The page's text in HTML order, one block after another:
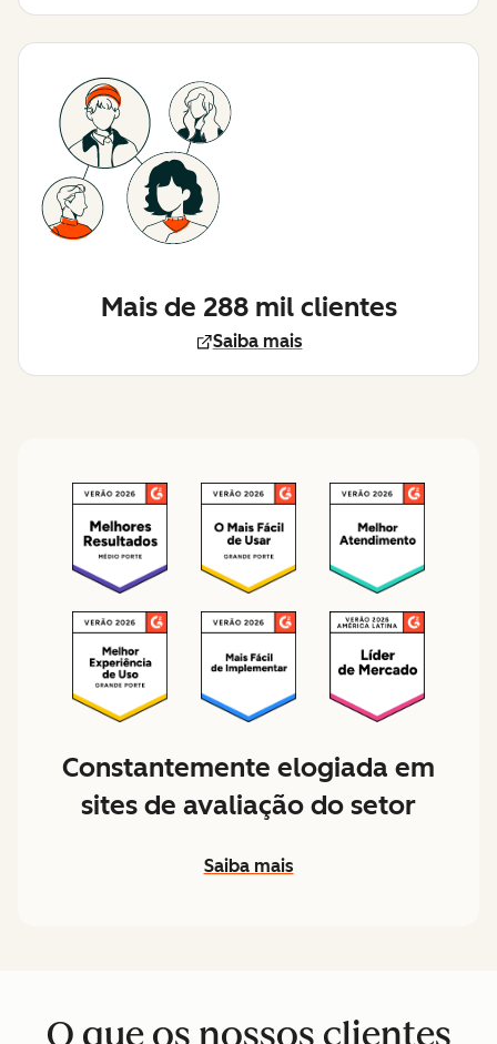
Mais de 288 mil clientes
Saiba mais
Constantemente elogiada em
sites de avaliação do setor
Saiba mais
O que os nossos clientes